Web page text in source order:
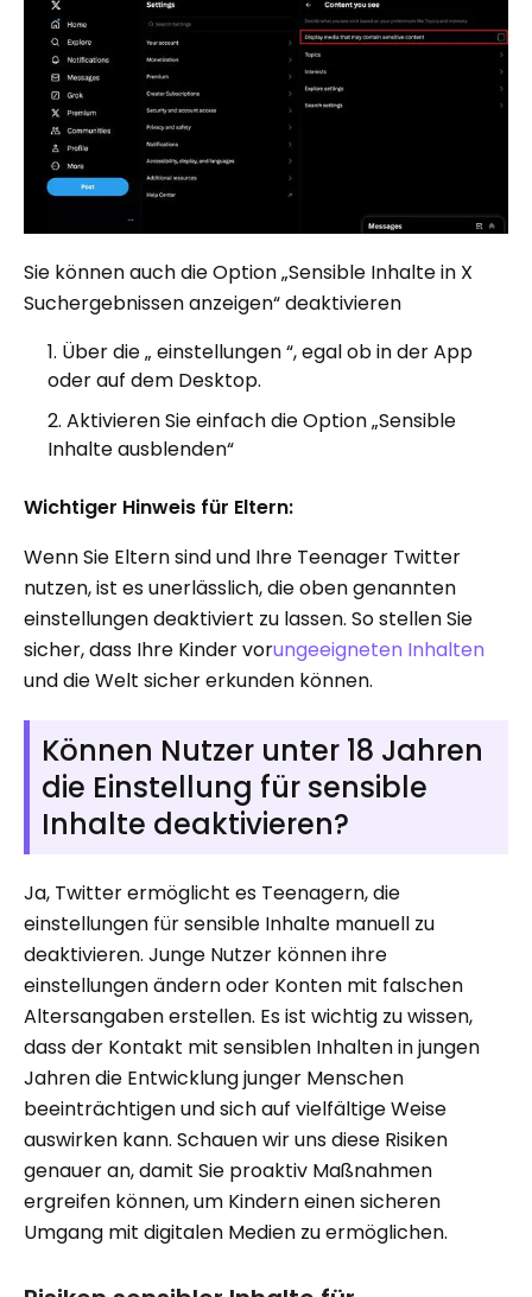
Sie können auch die Option „Sensible Inhalte in X
Suchergebnissen anzeigen“ deaktivieren
Über die „ einstellungen “, egal ob in der App
oder auf dem Desktop.
Aktivieren Sie einfach die Option „Sensible
Inhalte ausblenden“
Wichtiger Hinweis für Eltern:
Wenn Sie Eltern sind und Ihre Teenager Twitter
nutzen, ist es unerlässlich, die oben genannten
einstellungen deaktiviert zu lassen. So stellen Sie
sicher, dass Ihre Kinder vorungeeigneten Inhalten
und die Welt sicher erkunden können.
Können Nutzer unter 18 Jahren
die Einstellung für sensible
Inhalte deaktivieren?
Ja, Twitter ermöglicht es Teenagern, die
einstellungen für sensible Inhalte manuell zu
deaktivieren. Junge Nutzer können ihre
einstellungen ändern oder Konten mit falschen
Altersangaben erstellen. Es ist wichtig zu wissen,
dass der Kontakt mit sensiblen Inhalten in jungen
Jahren die Entwicklung junger Menschen
beeinträchtigen und sich auf vielfältige Weise
auswirken kann. Schauen wir uns diese Risiken
genauer an, damit Sie proaktiv Maßnahmen
ergreifen können, um Kindern einen sicheren
Umgang mit digitalen Medien zu ermöglichen.